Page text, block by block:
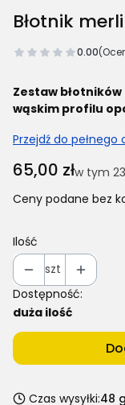
Błotnik
0.00
Zestaw
wąskim profilu
Przejdź do pełnego
Cena
65,00 złw tym
w tym
Ceny podane bez
Ilość
szt
Dostępność:
duża ilość
Czas wysyłki:48